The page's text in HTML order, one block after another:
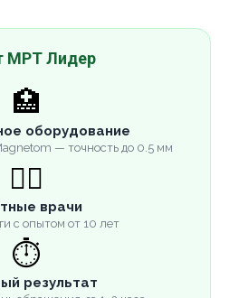
МРТ Лидер
🏥
оборудование
— точность до 0.5 мм
👨‍⚕️
врачи
с опытом от 10 лет
⏱️
результат